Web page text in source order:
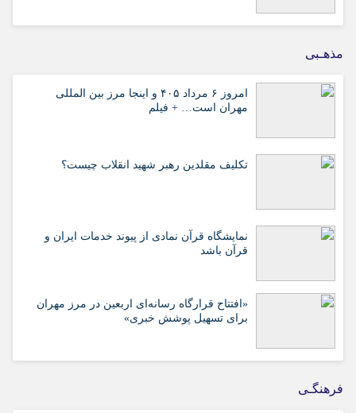
مذهـبی
امروز ۶ مرداد ۴۰۵ و اینجا مرز بین المللی
مهران است… + فیلم
تکلیف مقلدین رهبر شهید انقلاب چیست؟
نمایشگاه قرآن نمادی از پیوند خدمات ایران و
قرآن باشد
«افتتاح قرارگاه رسانه‌ای اربعین در مرز مهران
برای تسهیل پوشش خبری»
فرهنگـی